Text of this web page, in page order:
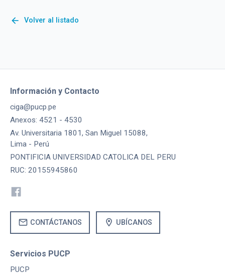
arrow_back Volver al listado
Información y Contacto
ciga@pucp.pe
Anexos: 4521 - 4530
Av. Universitaria 1801, San Miguel 15088,
Lima - Perú
PONTIFICIA UNIVERSIDAD CATOLICA DEL PERU
RUC: 20155945860
mail CONTÁCTANOS location_on UBÍCANOS
Servicios PUCP
PUCP